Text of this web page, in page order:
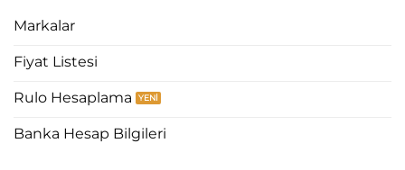
Markalar
Fiyat Listesi
Rulo Hesaplama
Banka Hesap Bilgileri